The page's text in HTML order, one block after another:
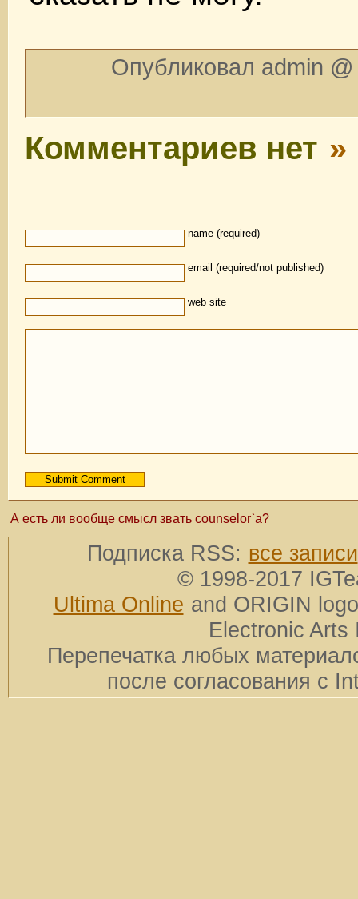
Опубликовал admin
Комментариев нет »
name (required)
email (required/not published)
web site
А есть ли вообще смысл звать counselor`а?
Подписка RSS: все записи
© 1998-2017
Ultima Online and ORIGIN
Electronic Arts
Перепечатка любых
после согласования с